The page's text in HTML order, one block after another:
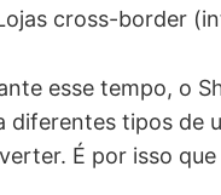
cross-border
esse tempo, o
diferentes tipos de
É por isso